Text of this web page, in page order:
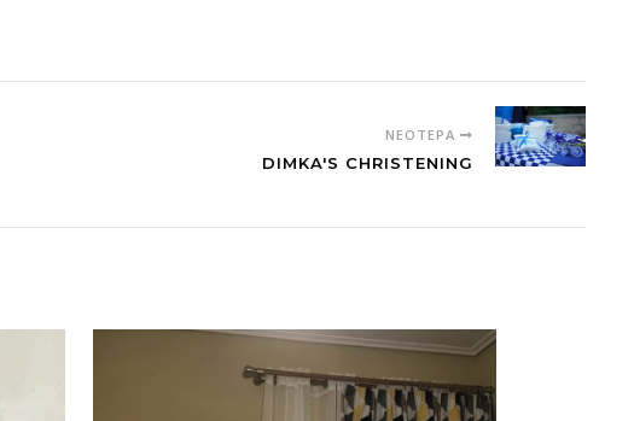
ΝΕΌΤΕΡΑ
DIMKA'S CHRISTENING